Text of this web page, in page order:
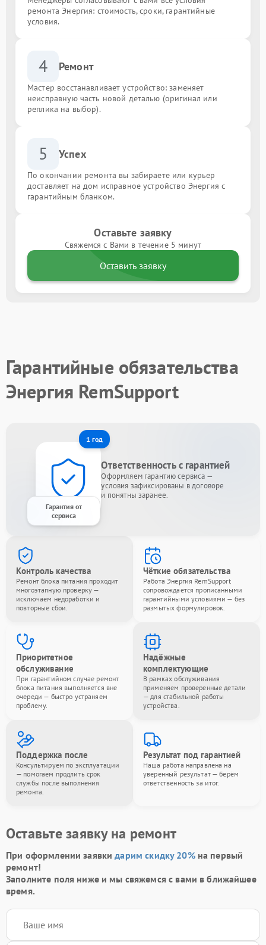
ремонта Энергия: стоимость, сроки, гарантийные
условия.
4 Ремонт
Мастер восстанавливает устройство: заменяет
неисправную часть новой деталью (оригинал или
реплика на выбор).
5 Успех
По окончании ремонта вы забираете или курьер
доставляет на дом исправное устройство Энергия с
гарантийным бланком.
Оставьте заявку
Свяжемся с Вами в течение 5 минут
Оставить заявку
Гарантийные обязательства
Энергия RemSupport
1 год
Гарантия от
сервиса
Ответственность с гарантией
Оформляем гарантию сервиса —
условия зафиксированы в договоре
и понятны заранее.
Контроль качества
Ремонт блока питания проходит
многоэтапную проверку —
исключаем недоработки и
повторные сбои.
Чёткие обязательства
Работа Энергия RemSupport
сопровождается прописанными
гарантийными условиями — без
размытых формулировок.
Приоритетное
обслуживание
При гарантийном случае ремонт
блока питания выполняется вне
очереди — быстро устраняем
проблему.
Надёжные
комплектующие
В рамках обслуживания
применяем проверенные детали
— для стабильной работы
устройства.
Поддержка после
Консультируем по эксплуатации
— помогаем продлить срок
службы после выполнения
ремонта.
Результат под гарантией
Наша работа направлена на
уверенный результат — берём
ответственность за итог.
Оставьте заявку на ремонт
При оформлении заявкидарим скидку 20%на первый
ремонт!
Заполните поля ниже и мы свяжемся с вами в ближайшее
время.